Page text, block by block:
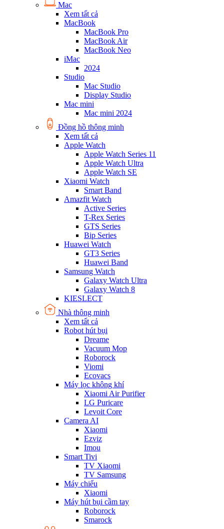
Mac
Xem tất cả
MacBook
MacBook Pro
MacBook Air
MacBook Neo
iMac
2024
Studio
Mac Studio
Display Studio
Mac mini
Mac mini 2024
Đồng hồ thông minh
Xem tất cả
Apple Watch
Apple Watch Series 11
Apple Watch Ultra
Apple Watch SE
Xiaomi Watch
Smart Band
Amazfit Watch
Active Series
T-Rex Series
GTS Series
Bip Series
Huawei Watch
GT3 Series
Huawei Band
Samsung Watch
Galaxy Watch Ultra
Galaxy Watch 8
KIESLECT
Nhà thông minh
Xem tất cả
Robot hút bụi
Dreame
Vacuum Mop
Roborock
Viomi
Ecovacs
Máy lọc không khí
Xiaomi Air Purifier
LG Puricare
Levoit Core
Camera AI
Xiaomi
Ezviz
Imou
Smart Tivi
TV Xiaomi
TV Samsung
Máy chiếu
Xiaomi
Máy hút bụi cầm tay
Roborock
Smarock